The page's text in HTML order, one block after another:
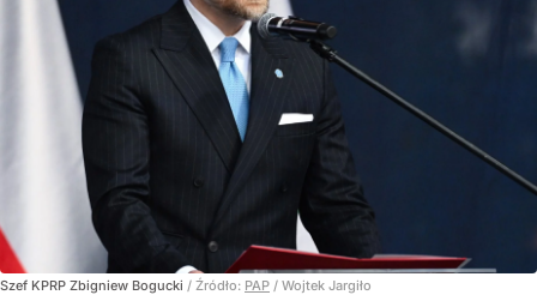
Szef KPRP Zbigniew Bogucki / Źródło: PAP / Wojtek Jargiło